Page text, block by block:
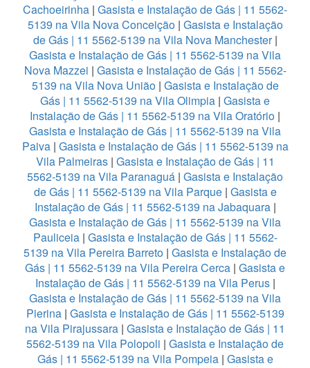
Cachoeirinha | Gasista e Instalação de Gás | 11 5562-
5139 na Vila Nova Conceição| Gasista e Instalação
de Gás | 11 5562-5139 na Vila Nova Manchester|
Gasista e Instalação de Gás | 11 5562-5139 na Vila
Nova Mazzei | Gasista e Instalação de Gás | 11 5562-
5139 na Vila Nova União| Gasista e Instalação de
Gás | 11 5562-5139 na Vila Olimpia | Gasista e
Instalação de Gás | 11 5562-5139 na Vila Oratório |
Gasista e Instalação de Gás | 11 5562-5139 na Vila
Paiva| Gasista e Instalação de Gás | 11 5562-5139 na
Vila Palmeiras| Gasista e Instalação de Gás | 11
5562-5139 na Vila Paranaguá | Gasista e Instalação
de Gás | 11 5562-5139 na Vila Parque| Gasista e
Instalação de Gás | 11 5562-5139 na Jabaquara|
Gasista e Instalação de Gás | 11 5562-5139 na Vila
Pauliceia| Gasista e Instalação de Gás | 11 5562-
5139 na Vila Pereira Barreto | Gasista e Instalação de
Gás | 11 5562-5139 na Vila Pereira Cerca | Gasista e
Instalação de Gás | 11 5562-5139 na Vila Perus|
Gasista e Instalação de Gás | 11 5562-5139 na Vila
Pierina| Gasista e Instalação de Gás | 11 5562-5139
na Vila Pirajussara | Gasista e Instalação de Gás | 11
5562-5139 na Vila Polopoli | Gasista e Instalação de
Gás | 11 5562-5139 na Vila Pompeia| Gasista e